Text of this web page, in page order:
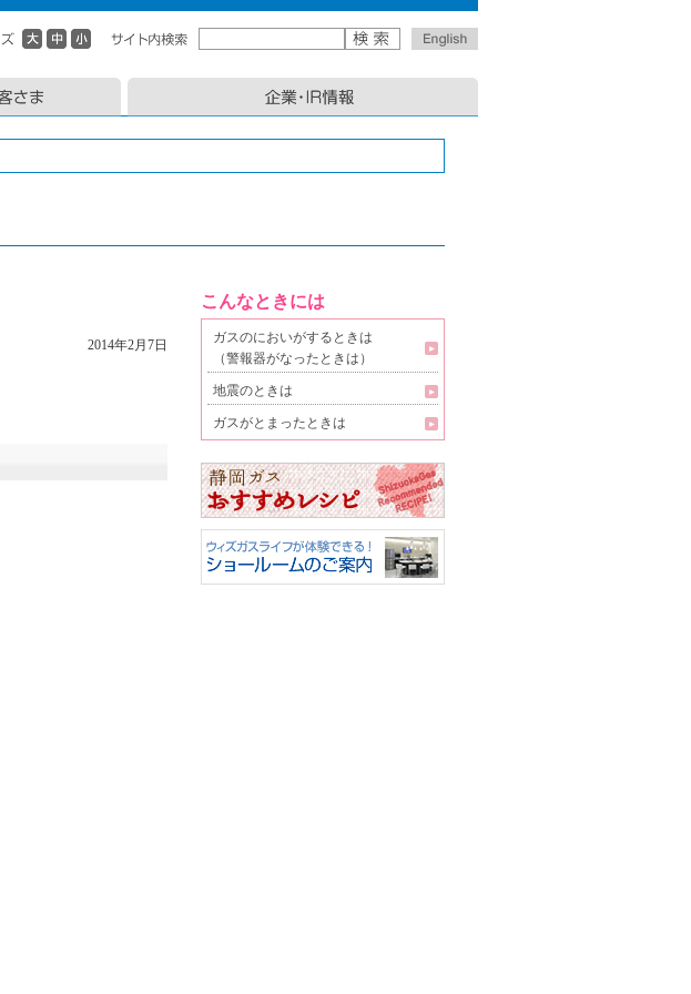
2014年2月7日
こんなときには
ガスのにおいがするときは
（警報器がなったときは）
地震のときは
ガスがとまったときは